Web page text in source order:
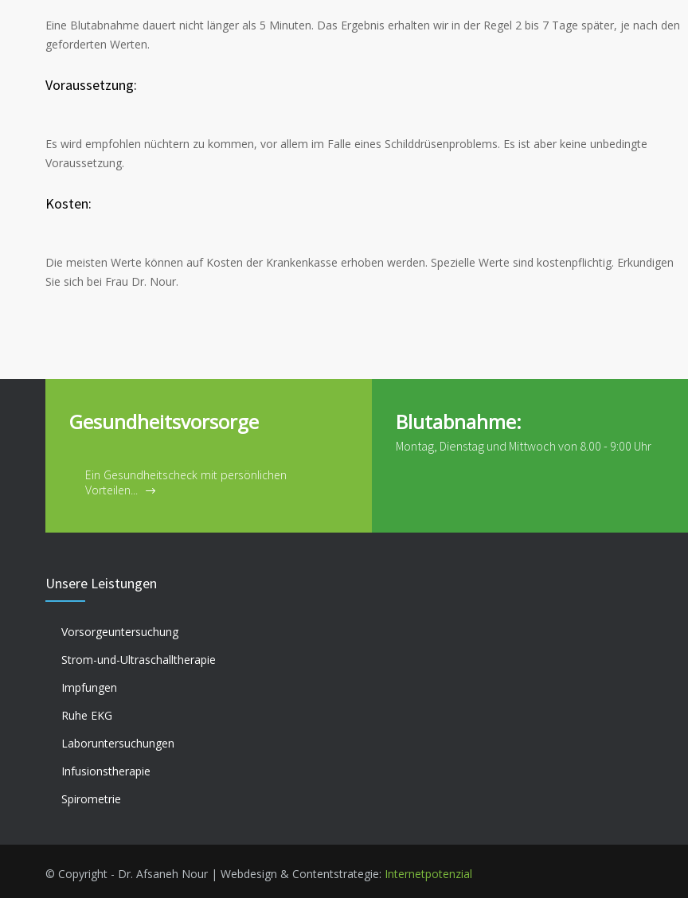
Eine Blutabnahme dauert nicht länger als 5 Minuten. Das Ergebnis erhalten wir in der Regel 2 bis 7 Tage später, je nach den
geforderten Werten.
Voraussetzung:
Es wird empfohlen nüchtern zu kommen, vor allem im Falle eines Schilddrüsenproblems. Es ist aber keine unbedingte
Voraussetzung.
Kosten:
Die meisten Werte können auf Kosten der Krankenkasse erhoben werden. Spezielle Werte sind kostenpflichtig. Erkundigen
Sie sich bei Frau Dr. Nour.
Gesundheitsvorsorge
Ein Gesundheitscheck mit persönlichen
Vorteilen...
Blutabnahme:
Montag, Dienstag und Mittwoch von 8.00 - 9:00 Uhr
Unsere Leistungen
Vorsorgeuntersuchung
Strom-und-Ultraschalltherapie
Impfungen
Ruhe EKG
Laboruntersuchungen
Infusionstherapie
Spirometrie
© Copyright - Dr. Afsaneh Nour | Webdesign & Contentstrategie: Internetpotenzial